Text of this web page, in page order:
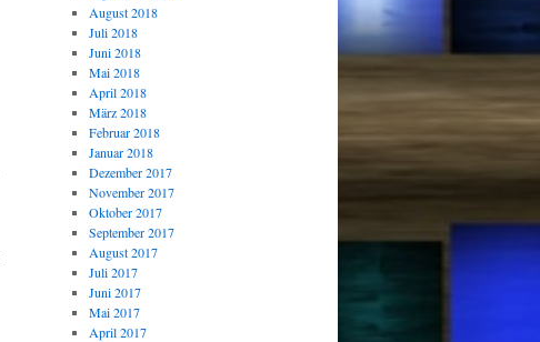
August 2018
Juli 2018
Juni 2018
Mai 2018
April 2018
März 2018
Februar 2018
Januar 2018
Dezember 2017
November 2017
Oktober 2017
September 2017
August 2017
Juli 2017
Juni 2017
Mai 2017
April 2017